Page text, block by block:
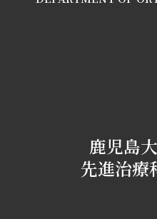
鹿児島
先進治療